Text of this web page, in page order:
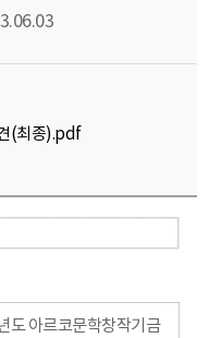
(최종).pdf
도 아르코문학창작기금